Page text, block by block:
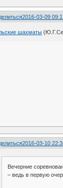
2016-03-09
шахматы
2016-03-10
Вечерние
– ведь в первую